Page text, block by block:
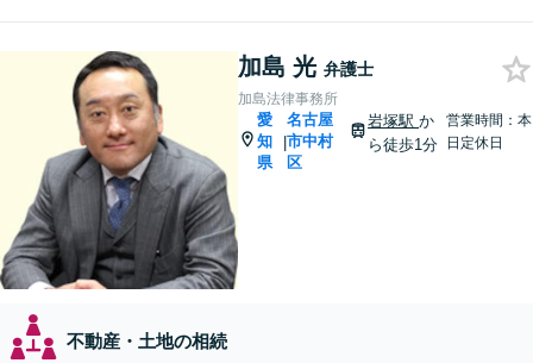
加島 光 弁護士
加島法律事務所
愛
知
県
|
名古屋
市中村
区
岩塚駅 か
ら徒歩1分
営業時間：本
日定休日
不動産・土地の相続